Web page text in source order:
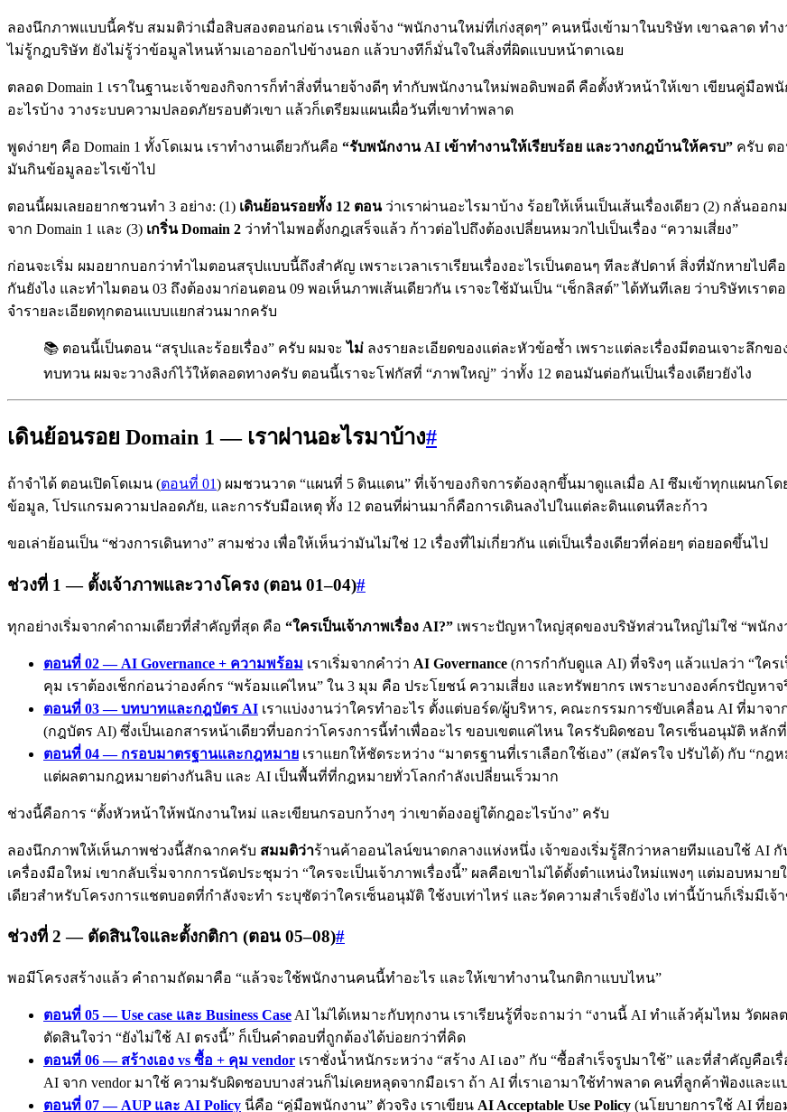
ลองนึกภาพแบบนี้ครับ สมมติว่าเมื่อสิบสองตอนก่อน เราเพิ่งจ้าง “พนักงานใหม่ที่เก่งสุดๆ” คนหนึ่งเข้ามาในบริษัท เขาฉลาด ทำง
ไม่รู้กฎบริษัท ยังไม่รู้ว่าข้อมูลไหนห้ามเอาออกไปข้างนอก แล้วบางทีก็มั่นใจในสิ่งที่ผิดแบบหน้าตาเฉย
ตลอด Domain 1 เราในฐานะเจ้าของกิจการก็ทำสิ่งที่นายจ้างดีๆ ทำกับพนักงานใหม่พอดิบพอดี คือตั้งหัวหน้าให้เขา เขียนคู่มือพ
อะไรบ้าง วางระบบความปลอดภัยรอบตัวเขา แล้วก็เตรียมแผนเผื่อวันที่เขาทำพลาด
พูดง่ายๆ คือ Domain 1 ทั้งโดเมน เราทำงานเดียวกันคือ “รับพนักงาน AI เข้าทำงานให้เรียบร้อย และวางกฎบ้านให้ครบ” ครับ ตอ
มันกินข้อมูลอะไรเข้าไป
ตอนนี้ผมเลยอยากชวนทำ 3 อย่าง: (1) เดินย้อนรอยทั้ง 12 ตอนว่าเราผ่านอะไรมาบ้าง ร้อยให้เห็นเป็นเส้นเรื่องเดียว (2) กลั่นออก
จาก Domain 1 และ (3) เกริ่น Domain 2 ว่าทำไมพอตั้งกฎเสร็จแล้ว ก้าวต่อไปถึงต้องเปลี่ยนหมวกไปเป็นเรื่อง “ความเสี่ยง”
ก่อนจะเริ่ม ผมอยากบอกว่าทำไมตอนสรุปแบบนี้ถึงสำคัญ เพราะเวลาเราเรียนเรื่องอะไรเป็นตอนๆ ทีละสัปดาห์ สิ่งที่มักหายไปคื
กันยังไง และทำไมตอน 03 ถึงต้องมาก่อนตอน 09 พอเห็นภาพเส้นเดียวกัน เราจะใช้มันเป็น “เช็กลิสต์” ได้ทันทีเลย ว่าบริษัทเร
จำรายละเอียดทุกตอนแบบแยกส่วนมากครับ
📚 ตอนนี้เป็นตอน “สรุปและร้อยเรื่อง” ครับ ผมจะไม่ ลงรายละเอียดของแต่ละหัวข้อซ้ำ เพราะแต่ละเรื่องมีตอนเจาะลึกข
ทบทวน ผมจะวางลิงก์ไว้ให้ตลอดทางครับ ตอนนี้เราจะโฟกัสที่ “ภาพใหญ่” ว่าทั้ง 12 ตอนมันต่อกันเป็นเรื่องเดียวยังไง
เดินย้อนรอย Domain 1 — เราผ่านอะไรมาบ้าง#
ถ้าจำได้ ตอนเปิดโดเมน (ตอนที่ 01) ผมชวนวาด “แผนที่ 5 ดินแดน” ที่เจ้าของกิจการต้องลุกขึ้นมาดูแลเมื่อ AI ซึมเข้าทุกแผนก
ข้อมูล, โปรแกรมความปลอดภัย, และการรับมือเหตุ ทั้ง 12 ตอนที่ผ่านมาก็คือการเดินลงไปในแต่ละดินแดนทีละก้าว
ขอเล่าย้อนเป็น “ช่วงการเดินทาง” สามช่วง เพื่อให้เห็นว่ามันไม่ใช่ 12 เรื่องที่ไม่เกี่ยวกัน แต่เป็นเรื่องเดียวที่ค่อยๆ ต่อยอดขึ้นไป
ช่วงที่ 1 — ตั้งเจ้าภาพและวางโครง (ตอน 01–04)#
ทุกอย่างเริ่มจากคำถามเดียวที่สำคัญที่สุด คือ “ใครเป็นเจ้าภาพเรื่อง AI?” เพราะปัญหาใหญ่สุดของบริษัทส่วนใหญ่ไม่ใช่ “พนัก
ตอนที่ 02 — AI Governance + ความพร้อม เราเริ่มจากคำว่า AI Governance (การกำกับดูแล AI) ที่จริงๆ แล้วแปลว่า “ใค
คุม เราต้องเช็กก่อนว่าองค์กร “พร้อมแค่ไหน” ใน 3 มุม คือ ประโยชน์ ความเสี่ยง และทรัพยากร เพราะบางองค์กรปัญหา
ตอนที่ 03 — บทบาทและกฎบัตร AI เราแบ่งงานว่าใครทำอะไร ตั้งแต่บอร์ด/ผู้บริหาร, คณะกรรมการขับเคลื่อน AI ที่มาจา
(กฎบัตร AI) ซึ่งเป็นเอกสารหน้าเดียวที่บอกว่าโครงการนี้ทำเพื่ออะไร ขอบเขตแค่ไหน ใครรับผิดชอบ ใครเซ็นอนุมัติ หลั
ตอนที่ 04 — กรอบมาตรฐานและกฎหมาย เราแยกให้ชัดระหว่าง “มาตรฐานที่เราเลือกใช้เอง” (สมัครใจ ปรับได้) กับ “
แต่ผลตามกฎหมายต่างกันลิบ และ AI เป็นพื้นที่ที่กฎหมายทั่วโลกกำลังเปลี่ยนเร็วมาก
ช่วงนี้คือการ “ตั้งหัวหน้าให้พนักงานใหม่ และเขียนกรอบกว้างๆ ว่าเขาต้องอยู่ใต้กฎอะไรบ้าง” ครับ
ลองนึกภาพให้เห็นภาพช่วงนี้สักฉากครับ สมมติว่าร้านค้าออนไลน์ขนาดกลางแห่งหนึ่ง เจ้าของเริ่มรู้สึกว่าหลายทีมแอบใช้ AI
เครื่องมือใหม่ เขากลับเริ่มจากการนัดประชุมว่า “ใครจะเป็นเจ้าภาพเรื่องนี้” ผลคือเขาไม่ได้ตั้งตำแหน่งใหม่แพงๆ แต่มอบหม
เดียวสำหรับโครงการแชตบอตที่กำลังจะทำ ระบุชัดว่าใครเซ็นอนุมัติ ใช้งบเท่าไหร่ และวัดความสำเร็จยังไง เท่านี้บ้านก็เริ่มมีเ
ช่วงที่ 2 — ตัดสินใจและตั้งกติกา (ตอน 05–08)#
พอมีโครงสร้างแล้ว คำถามถัดมาคือ “แล้วจะใช้พนักงานคนนี้ทำอะไร และให้เขาทำงานในกติกาแบบไหน”
ตอนที่ 05 — Use case และ Business Case AI ไม่ได้เหมาะกับทุกงาน เราเรียนรู้ที่จะถามว่า “งานนี้ AI ทำแล้วคุ้มไหม วัดผ
ตัดสินใจว่า “ยังไม่ใช้ AI ตรงนี้” ก็เป็นคำตอบที่ถูกต้องได้บ่อยกว่าที่คิด
ตอนที่ 06 — สร้างเอง vs ซื้อ + คุม vendor เราชั่งน้ำหนักระหว่าง “สร้าง AI เอง” กับ “ซื้อสำเร็จรูปมาใช้” และที่สำคัญคือเรื่
AI จาก vendor มาใช้ ความรับผิดชอบบางส่วนก็ไม่เคยหลุดจากมือเรา ถ้า AI ที่เราเอามาใช้ทำพลาด คนที่ลูกค้าฟ้องและแ
ตอนที่ 07 — AUP และ AI Policy นี่คือ “คู่มือพนักงาน” ตัวจริง เราเขียน AI Acceptable Use Policy (นโยบายการใช้ AI ที่ย